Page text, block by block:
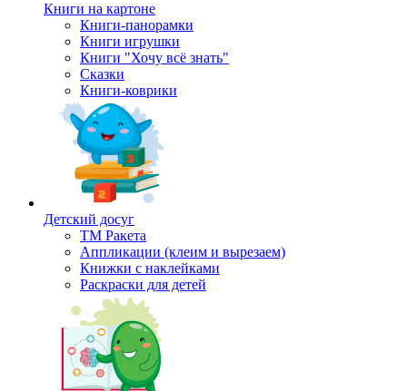
Книги на картоне
Книги-панорамки
Книги игрушки
Книги "Хочу всё знать"
Сказки
Книги-коврики
Детский досуг
ТМ Ракета
Аппликации (клеим и вырезаем)
Книжки с наклейками
Раскраски для детей